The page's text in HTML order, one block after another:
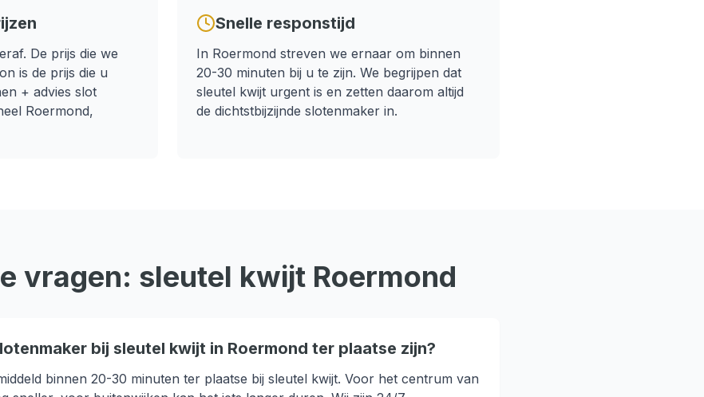
De prijs die we
is de prijs die u
+ advies slot
Roermond,
Snelle responstijd
In Roermond streven we ernaar om binnen
20-30 minuten bij u te zijn. We begrijpen dat
sleutel kwijt urgent is en zetten daarom altijd
de dichtstbijzijnde slotenmaker in.
vragen: sleutel kwijt Roermond
bij sleutel kwijt in Roermond ter plaatse zijn?
binnen 20-30 minuten ter plaatse bij sleutel kwijt. Voor het centrum van